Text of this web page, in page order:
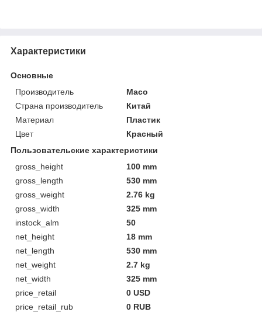
Характеристики
Основные
Производитель
Maco
Страна производитель
Китай
Материал
Пластик
Цвет
Красный
Пользовательские характеристики
gross_height
100 mm
gross_length
530 mm
gross_weight
2.76 kg
gross_width
325 mm
instock_alm
50
net_height
18 mm
net_length
530 mm
net_weight
2.7 kg
net_width
325 mm
price_retail
0 USD
price_retail_rub
0 RUB